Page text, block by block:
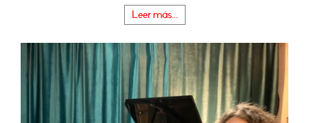
Leer más...